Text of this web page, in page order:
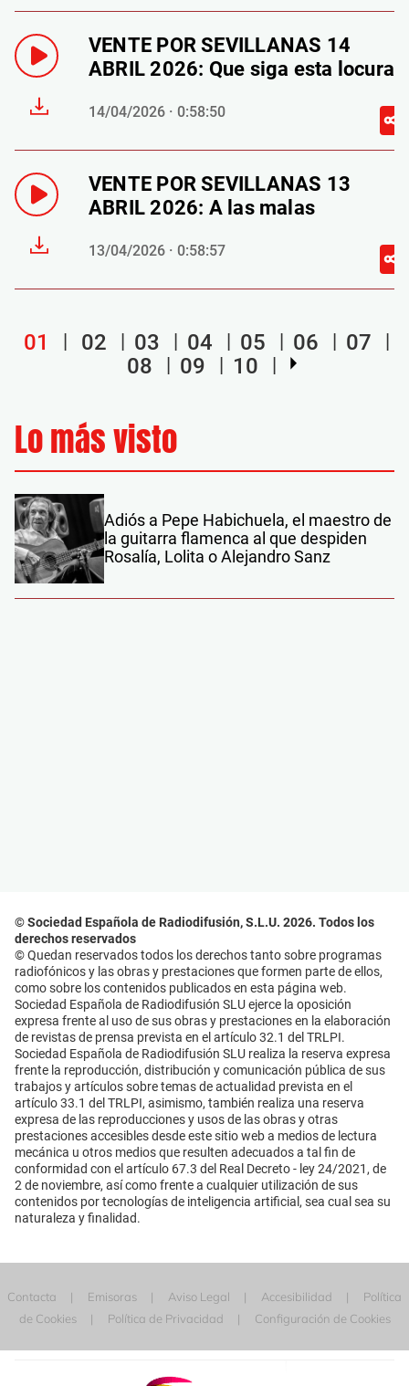
VENTE POR SEVILLANAS 14
ABRIL 2026: Que siga esta locura
14/04/2026 · 0:58:50
VENTE POR SEVILLANAS 13
ABRIL 2026: A las malas
13/04/2026 · 0:58:57
01 02 03 04 05 06
07
08
09 10
Lo más visto
Adiós a Pepe Habichuela, el maestro de
la guitarra flamenca al que despiden
Rosalía, Lolita o Alejandro Sanz
© Sociedad Española de Radiodifusión, S.L.U. 2026. Todos los
derechos reservados
© Quedan reservados todos los derechos tanto sobre programas
radiofónicos y las obras y prestaciones que formen parte de ellos,
como sobre los contenidos publicados en esta página web.
Sociedad Española de Radiodifusión SLU ejerce la oposición
expresa frente al uso de sus obras y prestaciones en la elaboración
de revistas de prensa prevista en el artículo 32.1 del TRLPI.
Sociedad Española de Radiodifusión SLU realiza la reserva expresa
frente la reproducción, distribución y comunicación pública de sus
trabajos y artículos sobre temas de actualidad prevista en el
artículo 33.1 del TRLPI, asimismo, también realiza una reserva
expresa de las reproducciones y usos de las obras y otras
prestaciones accesibles desde este sitio web a medios de lectura
mecánica u otros medios que resulten adecuados a tal fin de
conformidad con el artículo 67.3 del Real Decreto - ley 24/2021, de
2 de noviembre, así como frente a cualquier utilización de sus
contenidos por tecnologías de inteligencia artificial, sea cual sea su
naturaleza y finalidad.
Contacta Emisoras Aviso Legal Accesibilidad
Política
de Cookies
Política de Privacidad Configuración de Cookies